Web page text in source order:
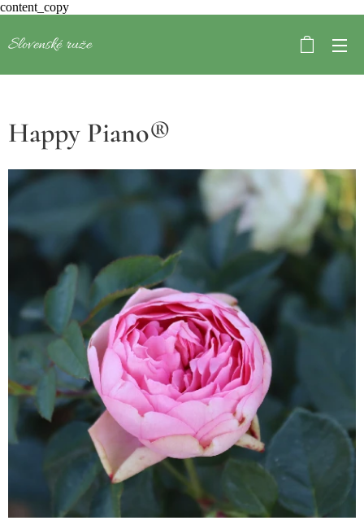
content_copy
Slovenské ruže
Happy Piano®